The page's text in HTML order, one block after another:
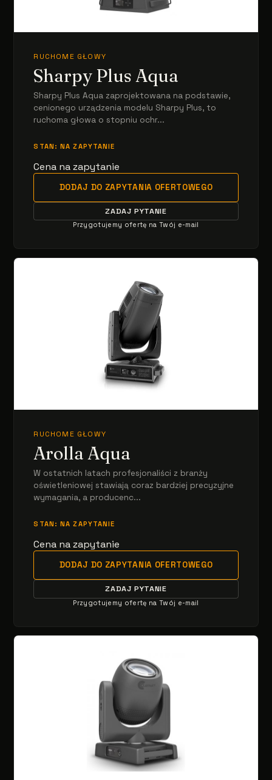
RUCHOME GŁOWY
Sharpy Plus Aqua
Sharpy Plus Aqua zaprojektowana na podstawie,
cenionego urządzenia modelu Sharpy Plus, to
ruchoma głowa o stopniu ochr...
STAN: NA ZAPYTANIE
Cena na zapytanie
DODAJ DO ZAPYTANIA OFERTOWEGO
ZADAJ PYTANIE
Przygotujemy ofertę na Twój e-mail
RUCHOME GŁOWY
Arolla Aqua
W ostatnich latach profesjonaliści z branży
oświetleniowej stawiają coraz bardziej precyzyjne
wymagania, a producenc...
STAN: NA ZAPYTANIE
Cena na zapytanie
DODAJ DO ZAPYTANIA OFERTOWEGO
ZADAJ PYTANIE
Przygotujemy ofertę na Twój e-mail